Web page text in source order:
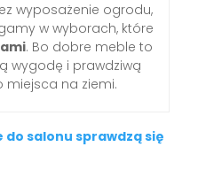
wyposażenie ogrodu,
w wyborach, które
. Bo dobre meble to
wygodę i prawdziwą
miejsca na ziemi.
salonu sprawdzą się